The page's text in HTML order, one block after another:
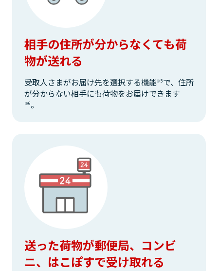
相手の住所が分からなくても荷
物が送れる
受取人さまがお届け先を選択する機能※5で、 住所
が分からない相手にも荷物をお届けできます
※6。
送った荷物が郵便局、コンビ
ニ、はこぽすで受け取れる